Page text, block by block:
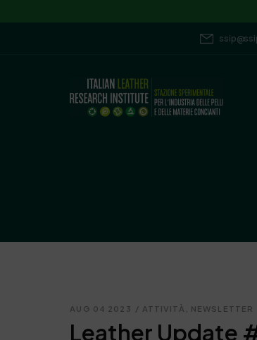
AUG 04 2023 / ATTIVITÀ NEWSLETTER
Leather Update